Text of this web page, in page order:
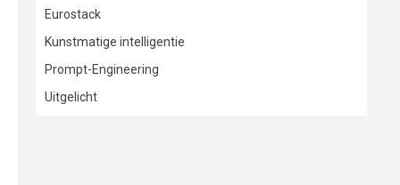
Eurostack
Kunstmatige intelligentie
Prompt-Engineering
Uitgelicht